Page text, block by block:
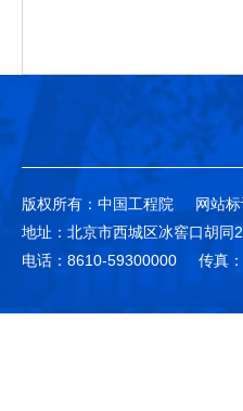
版权所有：中国工程院 网站
地址：北京市西城区冰窖口胡同
电话：8610-59300000
传真